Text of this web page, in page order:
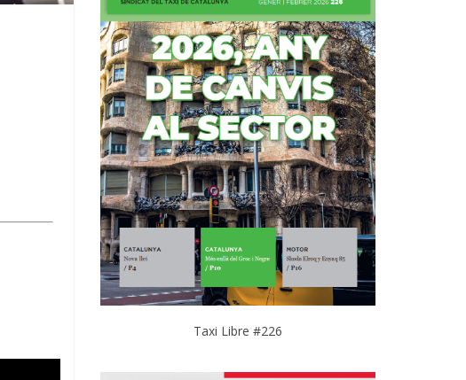
Taxi Libre #226